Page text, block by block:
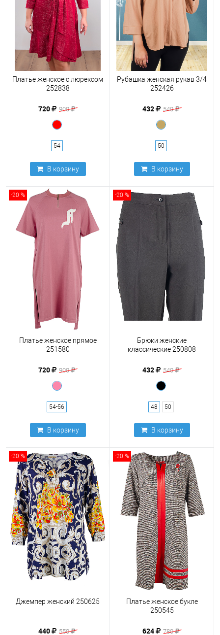
Платье женское с люрексом
252838
720 900
54
В корзину
Рубашка женская рукав 3/4
252426
432 540
50
В корзину
-20 %
Платье женское прямое
251580
720 900
54-56
В корзину
-20 %
Брюки женские
классические 250808
432 540
48 50
В корзину
-20 %
Джемпер женский 250625
440 550
-20 %
Платье женское букле
250545
624 780